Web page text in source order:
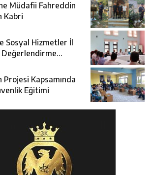
Müdafii Fahreddin
Kabri
Sosyal Hizmetler İl
Projesi Kapsamında
Eğitimi